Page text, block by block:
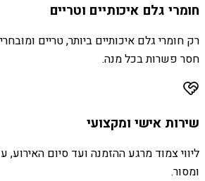
חומרי גלם איכותיים וטריים
רק חומרי גלם איכותיים ביותר, טריים
חסר פשרות בכל מנה.
שירות אישי ומקצועי
ליווי צמוד מרגע ההזמנה ועד סיום האירוע,
ומסור.